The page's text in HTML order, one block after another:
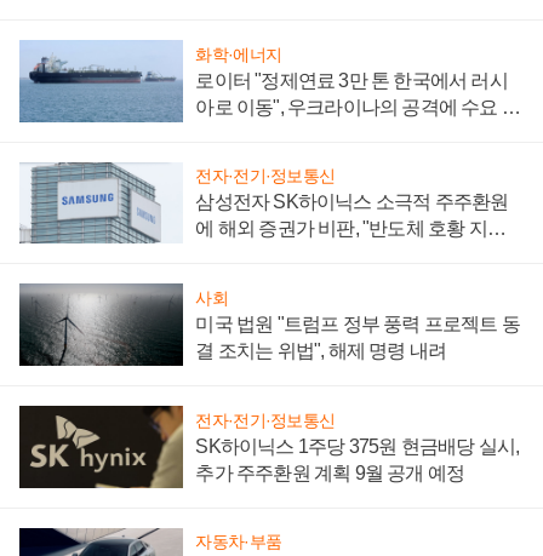
화학·에너지
로이터 "정제연료 3만 톤 한국에서 러시
아로 이동", 우크라이나의 공격에 수요 늘
전자·전기·정보통신
삼성전자 SK하이닉스 소극적 주주환원
에 해외 증권가 비판, "반도체 호황 지속
사회
미국 법원 "트럼프 정부 풍력 프로젝트 동
결 조치는 위법", 해제 명령 내려
전자·전기·정보통신
SK하이닉스 1주당 375원 현금배당 실시,
추가 주주환원 계획 9월 공개 예정
자동차·부품